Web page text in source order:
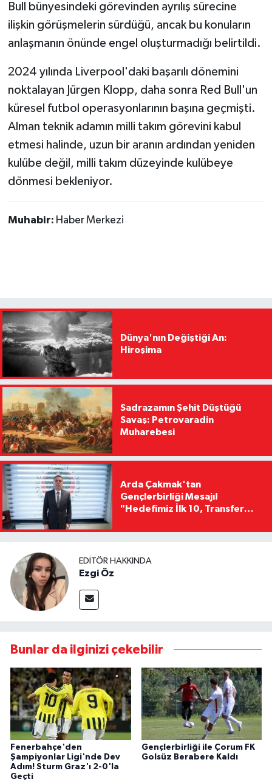
Bull bünyesindeki görevinden ayrılış sürecine
ilişkin görüşmelerin sürdüğü, ancak bu konuların
anlaşmanın önünde engel oluşturmadığı belirtildi.
2024 yılında Liverpool'daki başarılı dönemini
noktalayan Jürgen Klopp, daha sonra Red Bull'un
küresel futbol operasyonlarının başına geçmişti.
Alman teknik adamın milli takım görevini kabul
etmesi halinde, uzun bir aranın ardından yeniden
kulübe değil, milli takım düzeyinde kulübeye
dönmesi bekleniyor.
Muhabir: Haber Merkezi
Dünya'nın Değiştiği An:
Hiroşima
Sadrazamın Şehit Düştüğü
Savaş: Petrovaradin
Muharebesi
Arda Çakmak'tan
Gençlerbirliği Mesajı!
"Hedefimiz İlk 10, Transfer
Kaldıracağız"
EDITÖR HAKKINDA
Ezgi Öz
Bunlar da ilginizi çekebilir
Fenerbahçe'den
Şampiyonlar Ligi'nde Dev
Adım! Sturm Graz'ı 2-0'la
Geçti
Gençlerbirliği ile Çorum FK
Golsüz Berabere Kaldı